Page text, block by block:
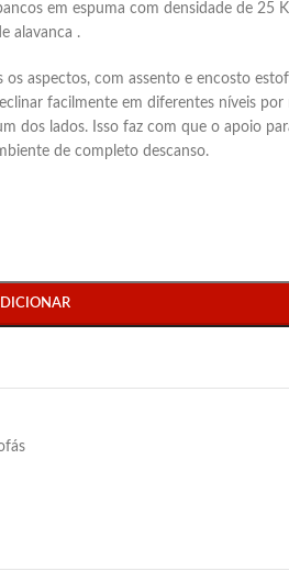
em espuma com densidade de 25
alavanca .
aspectos, com assento e encosto
facilmente em diferentes níveis por
dos lados. Isso faz com que o apoio
de completo descanso.